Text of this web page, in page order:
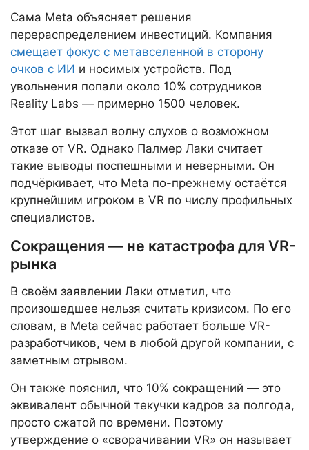
Сама Meta объясняет решения
перераспределением инвестиций. Компания
смещает фокус с метавселенной в сторону
очков с ИИ и носимых устройств. Под
увольнения попали около 10% сотрудников
Reality Labs — примерно 1500 человек.
Этот шаг вызвал волну слухов о возможном
отказе от VR. Однако Палмер Лаки считает
такие выводы поспешными и неверными. Он
подчёркивает, что Meta по-прежнему остаётся
крупнейшим игроком в VR по числу профильных
специалистов.
Сокращения — не катастрофа для VR-
рынка
В своём заявлении Лаки отметил, что
произошедшее нельзя считать кризисом. По его
словам, в Meta сейчас работает больше VR-
разработчиков, чем в любой другой компании, с
заметным отрывом.
Он также пояснил, что 10% сокращений — это
эквивалент обычной текучки кадров за полгода,
просто сжатой по времени. Поэтому
утверждение о «сворачивании VR» он называет